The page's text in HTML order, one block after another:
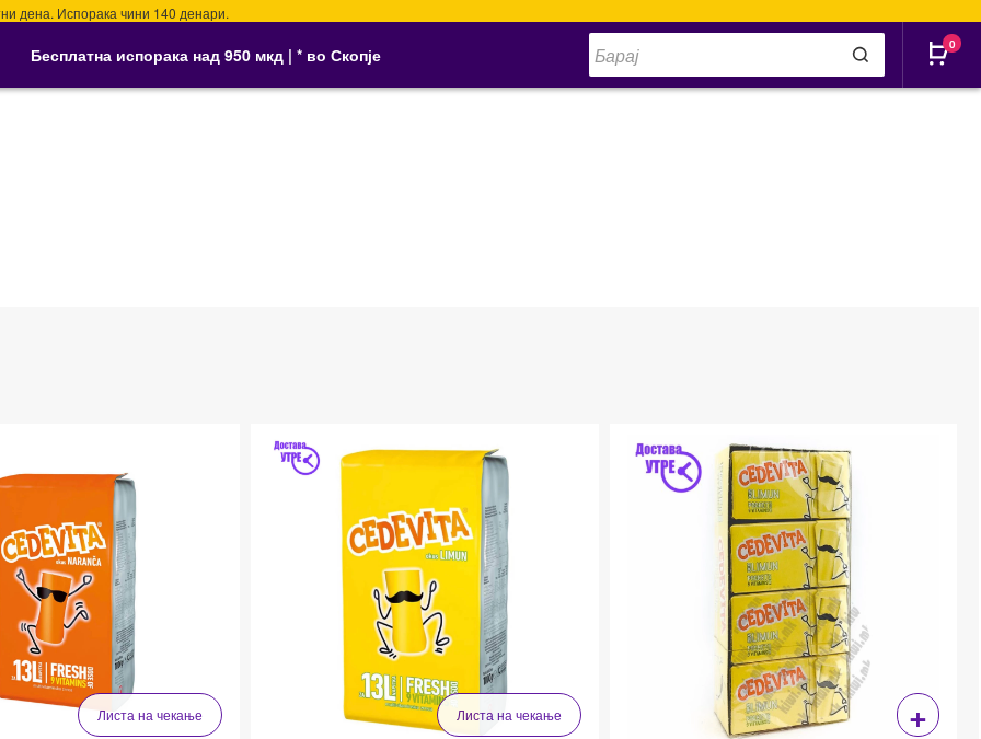
Испорака чини 140 денари.
Бесплатна испорака над 950 мкд | * во Скопје
Products
search
Листа на чекање Листа на чекање +
0